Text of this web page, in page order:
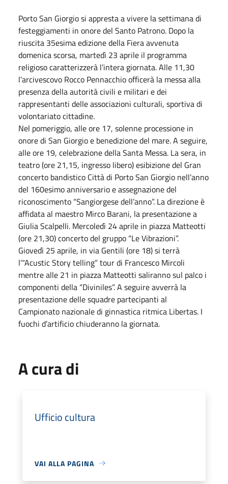
Porto San Giorgio si appresta a vivere la settimana di
festeggiamenti in onore del Santo Patrono. Dopo la
riuscita 35esima edizione della Fiera avvenuta
domenica scorsa, martedì 23 aprile il programma
religioso caratterizzerà l’intera giornata. Alle 11,30
l’arcivescovo Rocco Pennacchio officerà la messa alla
presenza della autorità civili e militari e dei
rappresentanti delle associazioni culturali, sportiva di
volontariato cittadine.
Nel pomeriggio, alle ore 17, solenne processione in
onore di San Giorgio e benedizione del mare. A seguire,
alle ore 19, celebrazione della Santa Messa. La sera, in
teatro (ore 21,15, ingresso libero) esibizione del Gran
concerto bandistico Città di Porto San Giorgio nell’anno
del 160esimo anniversario e assegnazione del
riconoscimento “Sangiorgese dell’anno”. La direzione è
affidata al maestro Mirco Barani, la presentazione a
Giulia Scalpelli. Mercoledì 24 aprile in piazza Matteotti
(ore 21,30) concerto del gruppo “Le Vibrazioni”.
Giovedì 25 aprile, in via Gentili (ore 18) si terrà
l’“Acustic Story telling” tour di Francesco Mircoli
mentre alle 21 in piazza Matteotti saliranno sul palco i
componenti della “Diviniles”. A seguire avverrà la
presentazione delle squadre partecipanti al
Campionato nazionale di ginnastica ritmica Libertas. I
fuochi d’artificio chiuderanno la giornata.
A cura di
Ufficio cultura
VAI ALLA PAGINA